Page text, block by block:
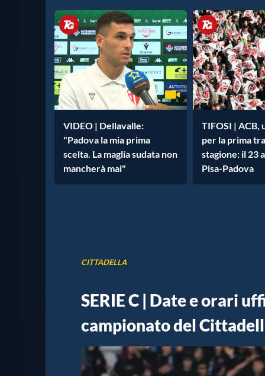
VIDEO | Dellavalle:
"Padova la mia prima
scelta. La maglia sudata non
mancherà mai"
TIFOSI | ACB,
per la prima
stagione: il 23
Pisa-Padova
CITTADELLA
SERIE C | Date e orari
campionato del